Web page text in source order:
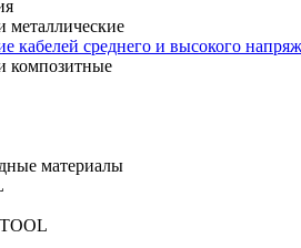
металлические
кабелей среднего и высокого
композитные
материалы